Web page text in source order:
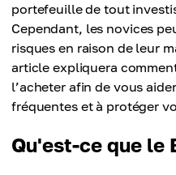
portefeuille de tout
Cependant, les novices
risques en raison de leur
article expliquera
l’acheter afin de vous
fréquentes et à protéger
Qu'est-ce que le